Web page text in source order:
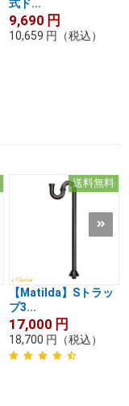
式ド...
9,690 円
10,659 円 （税込）
送料無料
【Matilda】Sトラッ
プ3...
17,000 円
18,700 円 （税込）